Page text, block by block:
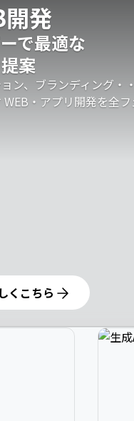
開発
で最適な
案
ン、ブランディング・
・アプリ開発を全
くこちら